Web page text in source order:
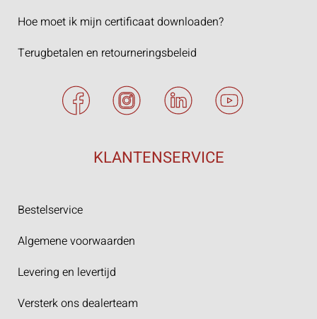
Hoe moet ik mijn certificaat downloaden?
Terugbetalen en retourneringsbeleid
KLANTENSERVICE
Bestelservice
Algemene voorwaarden
Levering en levertijd
Versterk ons dealerteam